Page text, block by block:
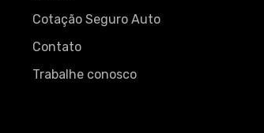
Cotação Seguro Auto
Contato
Trabalhe conosco